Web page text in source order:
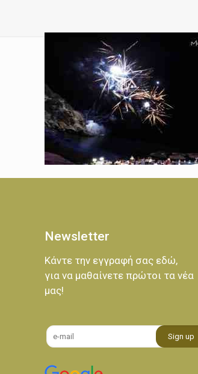
Newsletter
Κάντε την εγγραφή σας εδώ,
για να μαθαίνετε πρώτοι τα νέα
μας!